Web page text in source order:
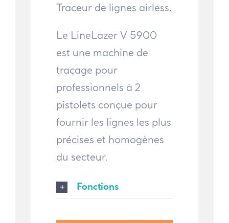
Traceur de lignes airless.
Le LineLazer V 5900
est une machine de
traçage pour
professionnels à 2
pistolets conçue pour
fournir les lignes les plus
précises et homogènes
du secteur.
Fonctions